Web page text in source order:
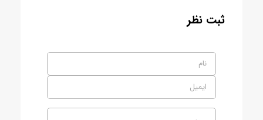
ثبت نظر